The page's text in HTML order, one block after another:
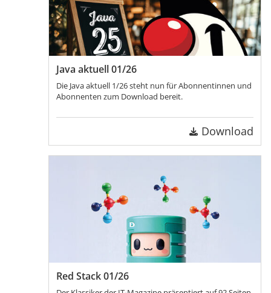
Java aktuell 01/26
Die Java aktuell 1/26 steht nun für Abonnentinnen und
Abonnenten zum Download bereit.
Download
Red Stack 01/26